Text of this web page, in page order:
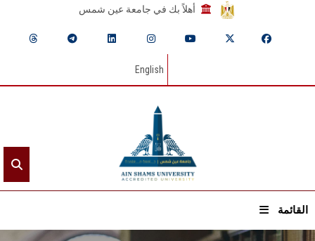
أهلاً بك في جامعة عين شمس
English
القائمة